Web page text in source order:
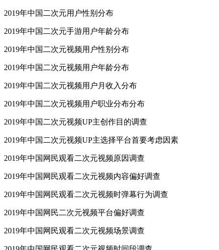
2019年中国二次元用户性别分布
2019年中国二次元手游用户年龄分布
2019年中国二次元视频用户性别分布
2019年中国二次元视频用户年龄分布
2019年中国二次元视频用户月收入分布
2019年中国二次元视频用户职业分布分布
2019年中国二次元视频UP主创作目的调查
2019年中国二次元视频UP主选择平台首要考虑因素
2019年中国网民观看二次元视频原因调查
2019年中国网民观看二次元视频内容偏好调查
2019年中国网民观看二次元视频时弹幕行为调查
2019年中国网民二次元视频平台偏好调查
2019年中国网民观看二次元视频场景调查